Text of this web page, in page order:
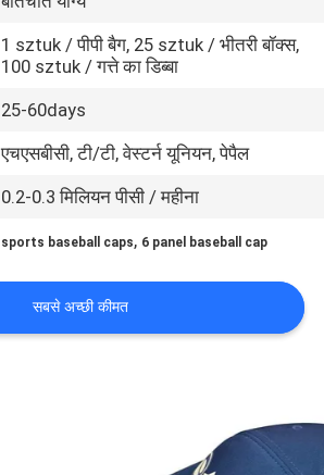
1 sztuk / पीपी बैग, 25 sztuk / भीतरी बॉक्स,
100 sztuk / गत्ते का डिब्बा
25-60days
एचएसबीसी, टी/टी, वेस्टर्न यूनियन, पेपैल
0.2-0.3 मिलियन पीसी / महीना
sports baseball caps, 6 panel baseball cap
सबसे अच्छी कीमत